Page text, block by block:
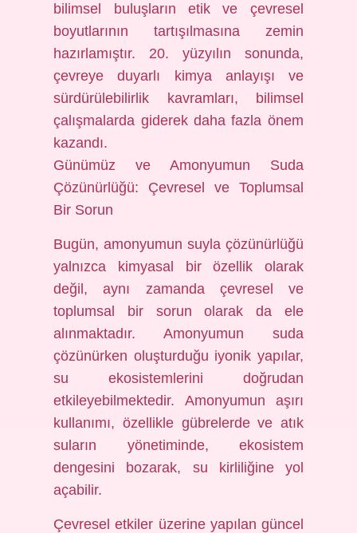
bilimsel buluşların etik ve çevresel
boyutlarının tartışılmasına zemin
hazırlamıştır. 20. yüzyılın sonunda,
çevreye duyarlı kimya anlayışı ve
sürdürülebilirlik kavramları, bilimsel
çalışmalarda giderek daha fazla önem
kazandı.
Günümüz ve Amonyumun Suda
Çözünürlüğü: Çevresel ve Toplumsal
Bir Sorun
Bugün, amonyumun suyla çözünürlüğü
yalnızca kimyasal bir özellik olarak
değil, aynı zamanda çevresel ve
toplumsal bir sorun olarak da ele
alınmaktadır. Amonyumun suda
çözünürken oluşturduğu iyonik yapılar,
su ekosistemlerini doğrudan
etkileyebilmektedir. Amonyumun aşırı
kullanımı, özellikle gübrelerde ve atık
suların yönetiminde, ekosistem
dengesini bozarak, su kirliliğine yol
açabilir.
Çevresel etkiler üzerine yapılan güncel